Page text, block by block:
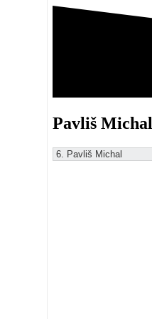
Pavliš Michal